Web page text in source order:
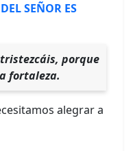
SEÑOR ES
porque
fortaleza.
alegrar a